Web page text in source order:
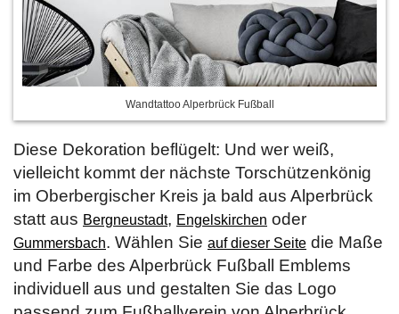
Wandtattoo Alperbrück Fußball
Diese Dekoration beflügelt: Und wer weiß,
vielleicht kommt der nächste Torschützenkönig
im Oberbergischer Kreis ja bald aus Alperbrück
statt aus Bergneustadt, Engelskirchen oder
Gummersbach. Wählen Sie auf dieser Seite die Maße
und Farbe des Alperbrück Fußball Emblems
individuell aus und gestalten Sie das Logo